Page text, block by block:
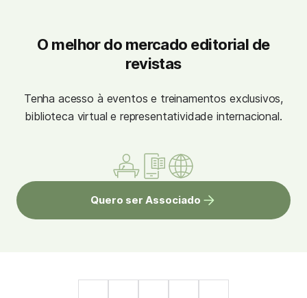
O melhor do mercado editorial de
revistas
Tenha acesso à eventos e treinamentos exclusivos,
biblioteca virtual e representatividade internacional.
Quero ser Associado